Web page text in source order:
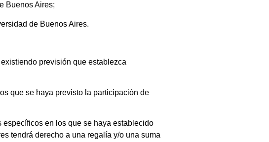
Buenos Aires;
de Buenos Aires.
previsión que establezca
que se haya previsto la participación de
en los que se haya establecido
tendrá derecho a una regalía y/o una suma